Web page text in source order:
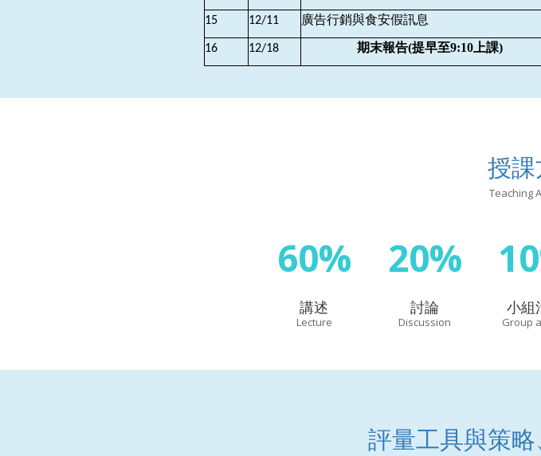
15 12/11 廣告行銷與食安假訊息
16 12/18 期末報告(提早至9:10上課)
授
Teaching
60%
講述
Lecture
20%
討論
Discussion
小組
Group
評量工具與策